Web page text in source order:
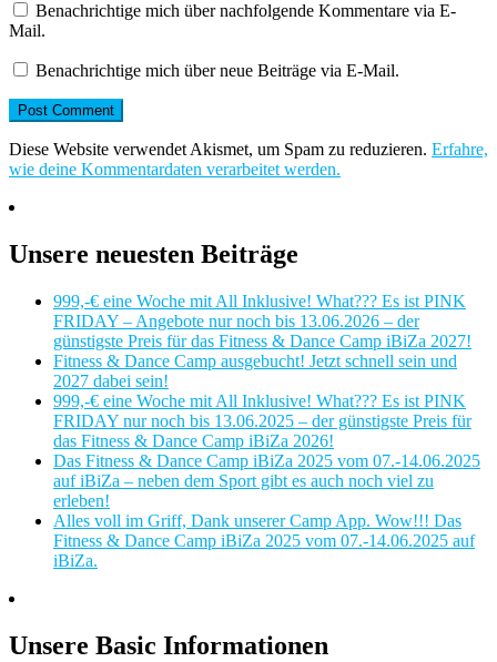
Benachrichtige mich über nachfolgende Kommentare via E-
Mail.
Benachrichtige mich über neue Beiträge via E-Mail.
Diese Website verwendet Akismet, um Spam zu reduzieren. Erfahre,
wie deine Kommentardaten verarbeitet werden.
Unsere neuesten Beiträge
999,-€ eine Woche mit All Inklusive! What??? Es ist PINK
FRIDAY – Angebote nur noch bis 13.06.2026 – der
günstigste Preis für das Fitness & Dance Camp iBiZa 2027!
Fitness & Dance Camp ausgebucht! Jetzt schnell sein und
2027 dabei sein!
999,-€ eine Woche mit All Inklusive! What??? Es ist PINK
FRIDAY nur noch bis 13.06.2025 – der günstigste Preis für
das Fitness & Dance Camp iBiZa 2026!
Das Fitness & Dance Camp iBiZa 2025 vom 07.-14.06.2025
auf iBiZa – neben dem Sport gibt es auch noch viel zu
erleben!
Alles voll im Griff, Dank unserer Camp App. Wow!!! Das
Fitness & Dance Camp iBiZa 2025 vom 07.-14.06.2025 auf
iBiZa.
Unsere Basic Informationen